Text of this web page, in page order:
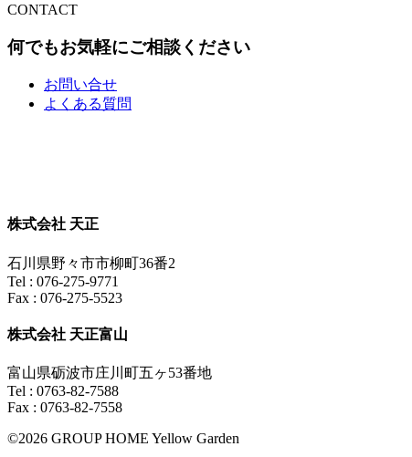
CONTACT
何でもお気軽にご相談ください
お問い合せ
よくある質問
株式会社 天正
石川県野々市市柳町36番2
Tel : 076-275-9771
Fax : 076-275-5523
株式会社 天正富山
富山県砺波市庄川町五ヶ53番地
Tel : 0763-82-7588
Fax : 0763-82-7558
©2026 GROUP HOME Yellow Garden